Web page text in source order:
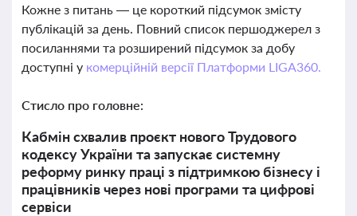
Кожне з питань — це короткий підсумок змісту
публікацій за день. Повний список першоджерел з
посиланнями та розширений підсумок за добу
доступні у комерційній версії Платформи LIGA360.
Стисло про головне:
Кабмін схвалив проєкт нового Трудового
кодексу України та запускає системну
реформу ринку праці з підтримкою бізнесу і
працівників через нові програми та цифрові
сервіси